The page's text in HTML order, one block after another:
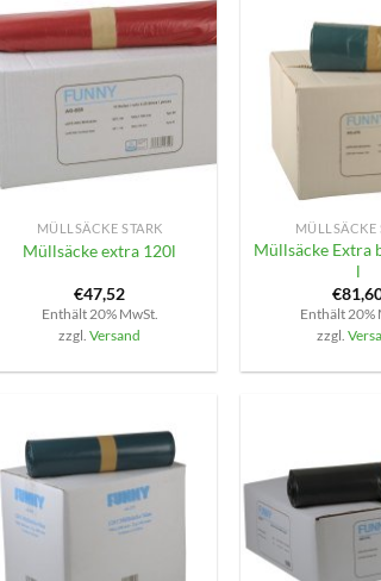
+
MÜLLSÄCKE STARK
Müllsäcke extra 120l
€47,52
Enthält 20% MwSt.
zzgl.Versand
MÜLLSÄCKE
Müllsäcke Extra
l
€
Enthält 20%
zzgl.